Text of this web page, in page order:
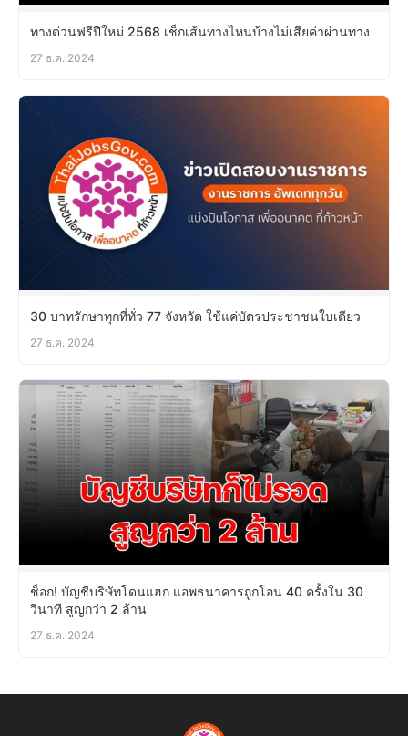
ทางด่วนฟรีปีใหม่ 2568 เช็กเส้นทางไหนบ้างไม่เสียค่าผ่านทาง
27 ธ.ค. 2024
30 บาทรักษาทุกที่ทั่ว 77 จังหวัด ใช้แค่บัตรประชาชนใบเดียว
27 ธ.ค. 2024
ช็อก! บัญชีบริษัทโดนแฮก แอพธนาคารถูกโอน 40 ครั้งใน 30
วินาที สูญกว่า 2 ล้าน
27 ธ.ค. 2024